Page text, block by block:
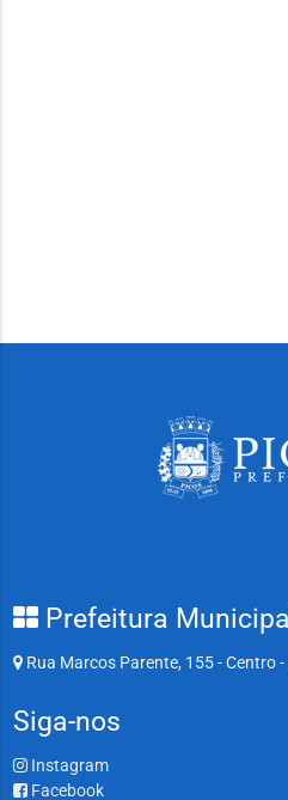
Prefeitura
Rua Marcos Parente, 155 - Centro -
Siga-nos
Instagram
Facebook